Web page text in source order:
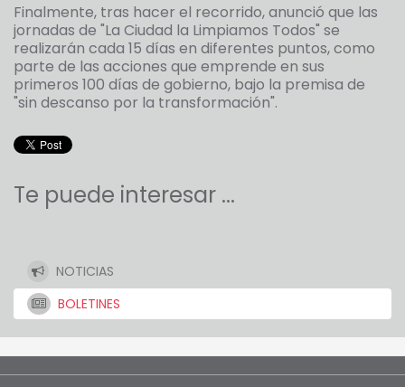
Finalmente, tras hacer el recorrido, anunció que las
jornadas de "La Ciudad la Limpiamos Todos" se
realizarán cada 15 días en diferentes puntos, como
parte de las acciones que emprende en sus
primeros 100 días de gobierno, bajo la premisa de
"sin descanso por la transformación".
Te puede interesar ...
NOTICIAS
BOLETINES